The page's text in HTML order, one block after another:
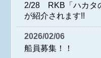
2/28 RKB「ハカタ
が紹介されます!!
2026/02/06
船員募集！！